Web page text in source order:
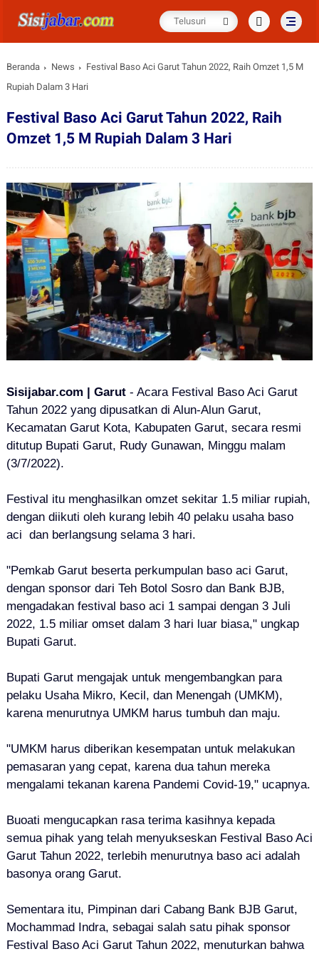
Beranda News
Festival Baso Aci Garut Tahun 2022, Raih Omzet 1,5 M
Rupiah Dalam 3 Hari
Festival Baso Aci Garut Tahun 2022, Raih
Omzet 1,5 M Rupiah Dalam 3 Hari
Sisijabar.com | Garut- Acara Festival Baso Aci Garut
Tahun 2022 yang dipusatkan di Alun-Alun Garut,
Kecamatan Garut Kota, Kabupaten Garut, secara resmi
ditutup Bupati Garut, Rudy Gunawan, Minggu malam
(3/7/2022).
Festival itu menghasilkan omzet sekitar 1.5 miliar rupiah,
dengan diikuti oleh kurang lebih 40 pelaku usaha baso
aci dan berlangsung selama 3 hari.
"Pemkab Garut beserta perkumpulan baso aci Garut,
dengan sponsor dari Teh Botol Sosro dan Bank BJB,
mengadakan festival baso aci 1 sampai dengan 3 Juli
2022, 1.5 miliar omset dalam 3 hari luar biasa," ungkap
Bupati Garut.
Bupati Garut mengajak untuk mengembangkan para
pelaku Usaha Mikro, Kecil, dan Menengah (UMKM),
karena menurutnya UMKM harus tumbuh dan maju.
"UMKM harus diberikan kesempatan untuk melakukan
pemasaran yang cepat, karena dua tahun mereka
mengalami tekanan karena Pandemi Covid-19," ucapnya.
Buoati mengucapkan rasa terima kasihnya kepada
semua pihak yang telah menyukseskan Festival Baso Aci
Garut Tahun 2022, terlebih menurutnya baso aci adalah
basonya orang Garut.
Sementara itu, Pimpinan dari Cabang Bank BJB Garut,
Mochammad Indra, sebagai salah satu pihak sponsor
Festival Baso Aci Garut Tahun 2022, menuturkan bahwa